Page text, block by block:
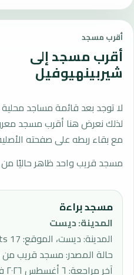
أقرب مسجد
أقرب مسجد إلى
شيربينهيوفيل
لا توجد بعد قائمة مساجد
لذلك نعرض هنا أقرب مسجد
مع بقاء ربطه على صفحته
مسجد قريب واحد ظاهر حاليًا
مسجد براءة
المدينة:ديست
المدينة: ديست، الموقع: 17 Vervoortplaats
حالة المصدر:مسجد قريب من
آخر مراجعة: ٦ أغسطس ٢٠٢٦ في ٦:٤٣ م